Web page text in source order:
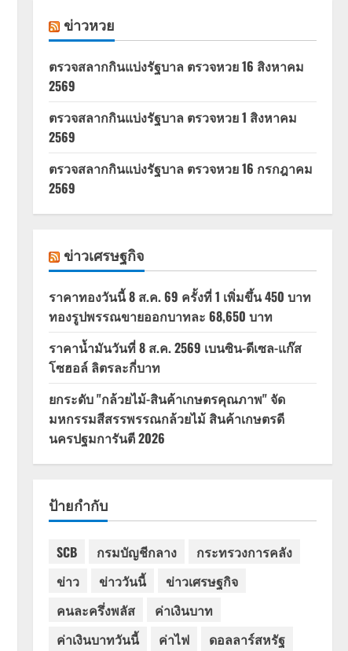
ข่าวหวย
ตรวจสลากกินแบ่งรัฐบาล ตรวจหวย 16 สิงหาคม
2569
ตรวจสลากกินแบ่งรัฐบาล ตรวจหวย 1 สิงหาคม
2569
ตรวจสลากกินแบ่งรัฐบาล ตรวจหวย 16 กรกฎาคม
2569
ข่าวเศรษฐกิจ
ราคาทองวันนี้ 8 ส.ค. 69 ครั้งที่ 1 เพิ่มขึ้น 450 บาท
ทองรูปพรรณขายออกบาทละ 68,650 บาท
ราคาน้ำมันวันที่ 8 ส.ค. 2569 เบนซิน-ดีเซล-แก๊ส
โซฮอล์ ลิตรละกี่บาท
ยกระดับ "กล้วยไม้-สินค้าเกษตรคุณภาพ" จัด
มหกรรมสีสรรพรรณกล้วยไม้ สินค้าเกษตรดี
นครปฐมการันตี 2026
ป้ายกำกับ
SCB กรมบัญชีกลาง
กระทรวงการคลัง
ข่าว
ข่าววันนี้
ข่าวเศรษฐกิจ
คนละครึ่งพลัส
ค่าเงินบาท
ค่าเงินบาทวันนี้
ค่าไฟ
ดอลลาร์สหรัฐ